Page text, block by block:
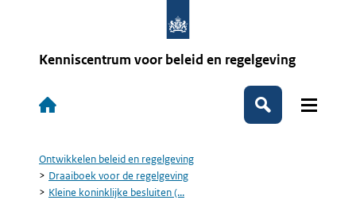
Kenniscentrum voor beleid en regelgeving
Hoofdnavigatie
Zoeken
Kruimelpad
Ontwikkelen beleid en regelgeving
Draaiboek voor de regelgeving
Kleine koninklijke besluiten (...